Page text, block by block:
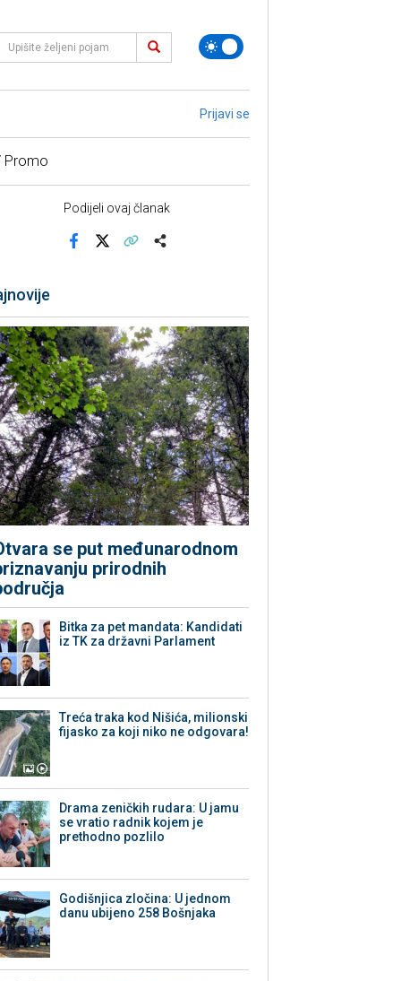
Prijavi se
Promo
Podijeli ovaj članak
se put međunarodnom
prirodnih
Bitka za pet mandata: Kandidati
iz TK za državni Parlament
Treća traka kod Nišića, milionski
fijasko za koji niko ne odgovara!
Drama zeničkih rudara: U jamu
se vratio radnik kojem je
prethodno pozlilo
Godišnjica zločina: U jednom
danu ubijeno 258 Bošnjaka